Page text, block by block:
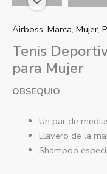
Airboss, Marca, Mujer,
Tenis
para Mujer
OBSEQUIO
Un par de
Llavero de la
Shampoo